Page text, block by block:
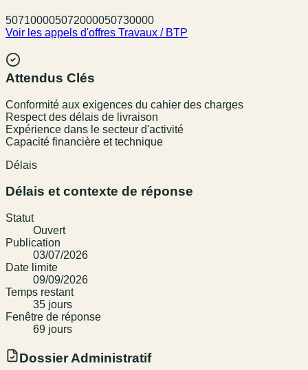
507100005072000050730000
Voir les appels d'offres Travaux / BTP
Attendus Clés
Conformité aux exigences du cahier des charges
Respect des délais de livraison
Expérience dans le secteur d'activité
Capacité financière et technique
Délais
Délais et contexte de réponse
Statut
Ouvert
Publication
03/07/2026
Date limite
09/09/2026
Temps restant
35 jours
Fenêtre de réponse
69 jours
Dossier Administratif